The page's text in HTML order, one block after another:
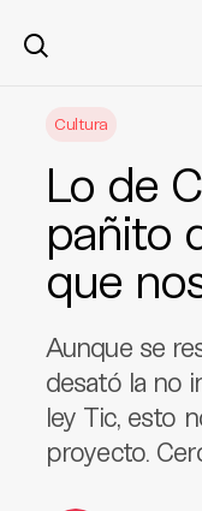
Cultura
Lo de
pañito
que
Aunque se
desató la no
ley Tic, esto
proyecto.